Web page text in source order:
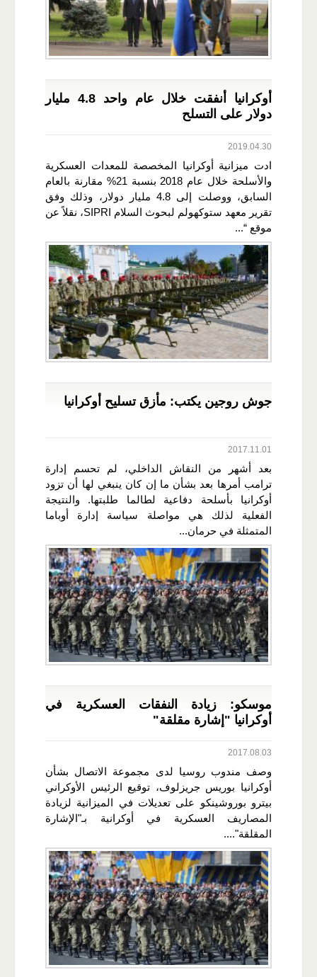
أوكرانيا أنفقت خلال عام واحد 4.8 مليار
دولار على التسلح
2019.04.30
ادت ميزانية أوكرانيا المخصصة للمعدات العسكرية
والأسلحة خلال عام 2018 بنسبة 21% مقارنة بالعام
السابق، ووصلت إلى 4.8 مليار دولار، وذلك وفق
تقرير معهد ستوكهولم لبحوث السلام SIPRI، نقلاً عن
موقع “...
جوش روجين يكتب: مأزق تسليح أوكرانيا
2017.11.01
بعد أشهر من النقاش الداخلي، لم تحسم إدارة
ترامب أمرها بعد بشأن ما إن كان ينبغي لها أن تزود
أوكرانيا بأسلحة دفاعية لطالما طلبتها. والنتيجة
الفعلية لذلك هي مواصلة سياسة إدارة أوباما
المتمثلة في حرمان...
موسكو: زيادة النفقات العسكرية في
أوكرانيا "إشارة مقلقة"
2017.08.03
وصف مندوب روسيا لدى مجموعة الاتصال بشأن
أوكرانيا بوريس جريزلوف، توقيع الرئيس الأوكراني
بيترو بوروشينكو على تعديلات في الميزانية لزيادة
المصاريف العسكرية في أوكرانية بـ"الإشارة
المقلقة"....